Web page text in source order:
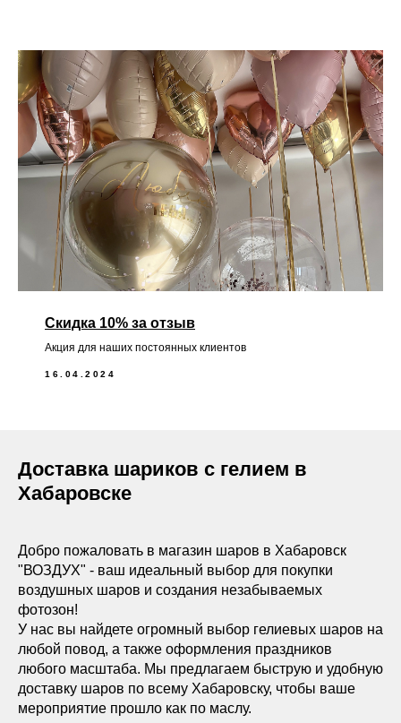
Скидка 10% за отзыв
Акция для наших постоянных клиентов
16.04.2024
Доставка шариков с гелием в
Хабаровске
Добро пожаловать в магазин шаров в Хабаровск
"ВОЗДУХ" - ваш идеальный выбор для покупки
воздушных шаров и создания незабываемых
фотозон!
У нас вы найдете огромный выбор гелиевых шаров на
любой повод, а также оформления праздников
любого масштаба. Мы предлагаем быструю и удобную
доставку шаров по всему Хабаровску, чтобы ваше
мероприятие прошло как по маслу.